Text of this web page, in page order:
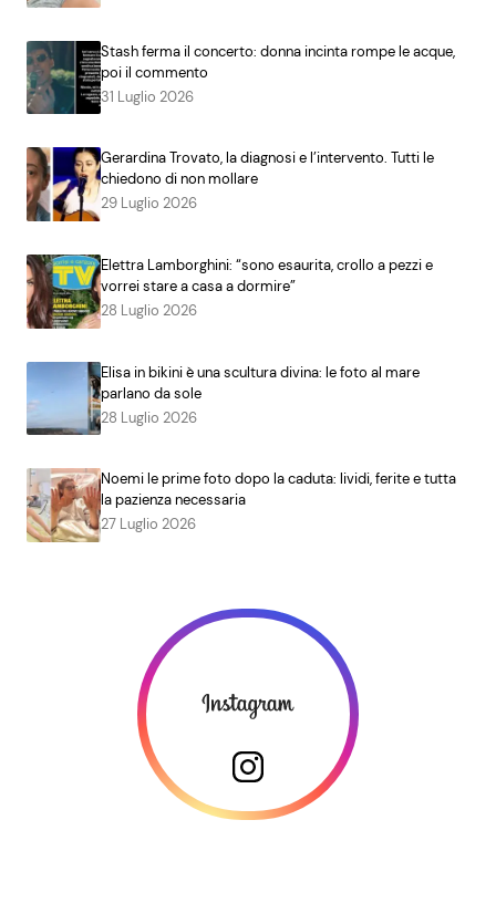
Stash ferma il concerto: donna incinta rompe le acque,
poi il commento
31 Luglio 2026
Gerardina Trovato, la diagnosi e l’intervento. Tutti le
chiedono di non mollare
29 Luglio 2026
Elettra Lamborghini: “sono esaurita, crollo a pezzi e
vorrei stare a casa a dormire”
28 Luglio 2026
Elisa in bikini è una scultura divina: le foto al mare
parlano da sole
28 Luglio 2026
Noemi le prime foto dopo la caduta: lividi, ferite e tutta
la pazienza necessaria
27 Luglio 2026